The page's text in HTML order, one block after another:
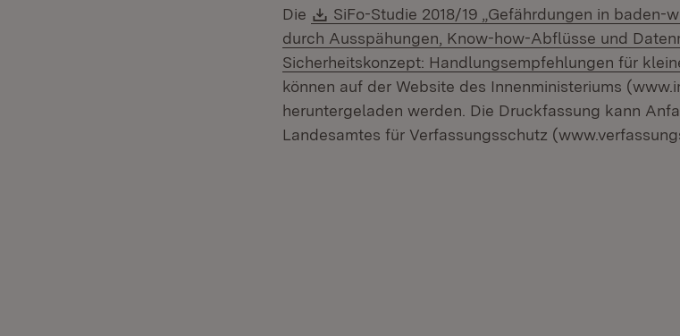
Die Download:
SiFo-Studie 2018/19 „Gefährdungen in baden-
durch Ausspähungen, Know-how-Abflüsse und
Sicherheitskonzept: Handlungsempfehlungen für
können auf der Website des Innenministeriums
heruntergeladen werden. Die Druckfassung kann
Landesamtes für Verfassungsschutz